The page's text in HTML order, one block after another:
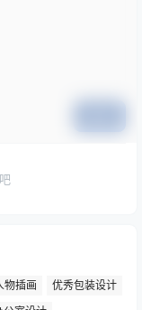
物插画
优秀包装设计